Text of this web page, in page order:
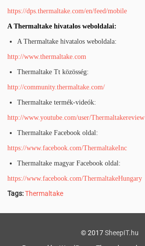
https://dps.thermaltake.com/en/feed/mobile
A Thermaltake hivatalos weboldalai:
A Thermaltake hivatalos weboldala:
http://www.thermaltake.com
Thermaltake Tt közösség:
http://community.thermaltake.com/
Thermaltake termék-videók:
http://www.youtube.com/user/Thermaltakereview
Thermaltake Facebook oldal:
https://www.facebook.com/ThermaltakeInc
Thermaltake magyar Facebook oldal:
https://www.facebook.com/ThermaltakeHungary
Tags:Thermaltake
© 2017SheepIT.hu